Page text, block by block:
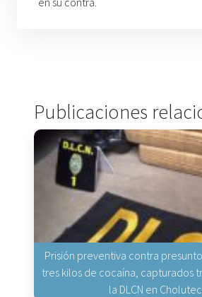
Publicaciones
Prisión preventiva contra
tres kilos de cocaína, capturados
la DLCN en